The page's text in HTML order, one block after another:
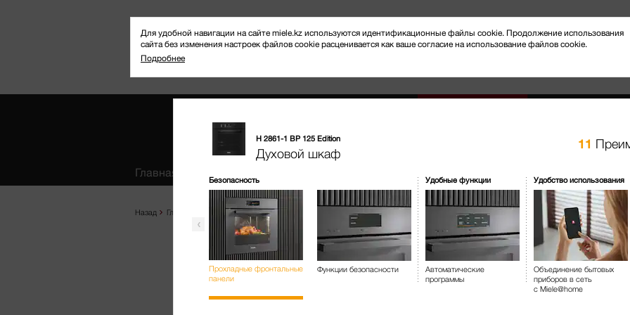
Для удобной навигации на сайте miele.kz используются идентификационные файлы cookie. Продолжение использования
сайта без изменения настроек файлов cookie расценивается как ваше согласие на использование файлов cookie.
Подробнее
Назад Главная Продукты Выпекание и приготовление на пару Духовые шкафы с СВЧ
H 2861-1
Духовой шкаф
Избранное
Главная
H 2861-1 BP 125 Edition
Духовой шкаф
11
Безопасность
Прохладные фронтальные
панели
Функции безопасности
Удобные функции
Автоматические
программы
Удобство использования
Объединение бытовых
приборов в сеть
с Miele@home